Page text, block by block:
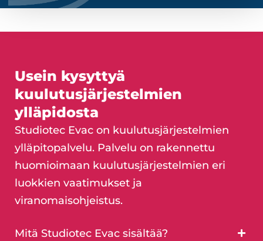
Usein kysyttyä
kuulutusjärjestelmien
ylläpidosta
Studiotec Evac on kuulutusjärjestelmien
ylläpitopalvelu. Palvelu on rakennettu
huomioimaan kuulutusjärjestelmien eri
luokkien vaatimukset ja
viranomaisohjeistus.
Mitä Studiotec Evac sisältää?